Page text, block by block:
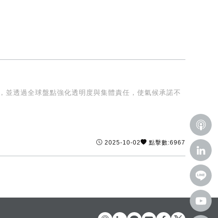
透過全球盤點強化透明度與集體責任，使氣候承諾不
2025-10-02 點擊數:6967